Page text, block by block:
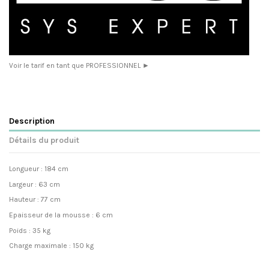
Voir le tarif en tant que PROFESSIONNEL ►
Description
Détails du produit
Longueur : 184 cm
Largeur : 63 cm
Hauteur : 77 cm
Epaisseur de la mousse : 6 cm
Poids : 35 kg
Charge maximale : 150 kg